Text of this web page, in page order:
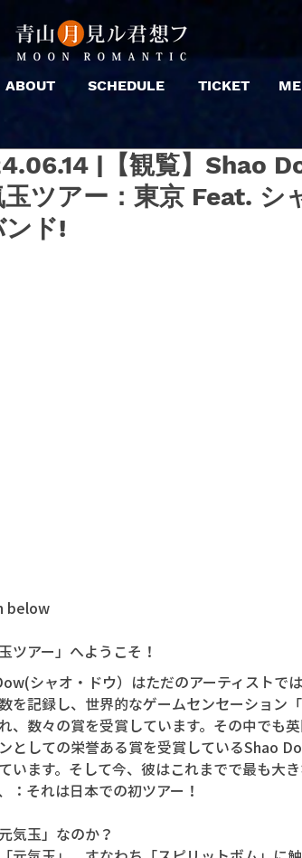
ABOUT SCHEDULE TICKET
|【観覧】Shao
玉ツアー：東京 Feat. シ
ンド!
below
ツアー」へようこそ！
シャオ・ドウ）はただのアーティストで
を記録し、世界的なゲームセンセーション
、数々の賞を受賞しています。その中でも
としての栄誉ある賞を受賞しているShao
います。そして今、彼はこれまでで最も大
：それは日本での初ツアー！
気玉」なのか？